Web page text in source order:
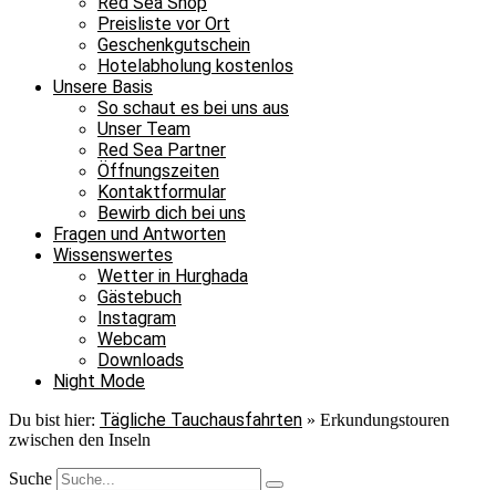
Preisliste vor Ort
Geschenkgutschein
Hotelabholung kostenlos
Unsere Basis
So schaut es bei uns aus
Unser Team
Red Sea Partner
Öffnungszeiten
Kontaktformular
Bewirb dich bei uns
Fragen und Antworten
Wissenswertes
Wetter in Hurghada
Gästebuch
Instagram
Webcam
Downloads
Night Mode
Du bist hier: Tägliche Tauchausfahrten » Erkundungstouren
zwischen den Inseln
Suche